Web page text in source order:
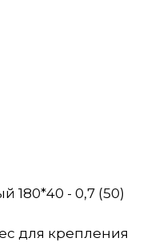
180*40 - 0,7 (50)
для крепления